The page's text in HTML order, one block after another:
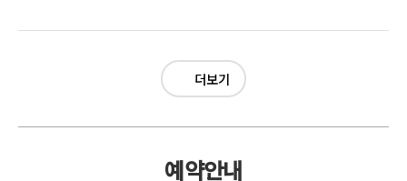
더보기
예약안내